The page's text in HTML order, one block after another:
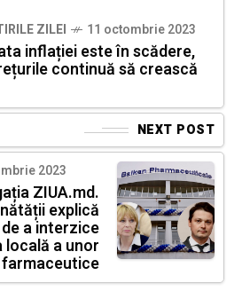
ZILEI 11 octombrie 2023
inflației este în scădere,
continuă să crească
NEXT POST
2023
ZIUA.md.
explică
a interzice
a unor